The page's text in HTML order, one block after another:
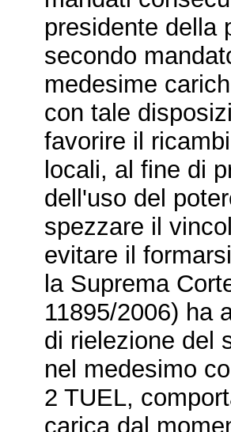
presidente della
secondo
medesime
con tale
favorire il
locali, al fine di
dell'uso del
spezzare il
evitare il
la Suprema
11895/2006) ha
di rielezione del
nel medesimo
2 TUEL,
carica dal